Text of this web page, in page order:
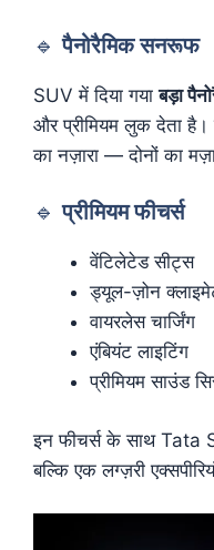
🔹पैनोरैमिक सनरूफ
SUV में दिया गयाबड़ा
और प्रीमियम लुक देता है।
का नज़ारा — दोनों का
🔹प्रीमियम फीचर्स
वेंटिलेटेड सीट्स
ड्यूल-ज़ोन
वायरलेस चार्जिंग
एंबियंट लाइटिंग
प्रीमियम साउंड
इन फीचर्स के साथ Tata
बल्कि एक लग्ज़री